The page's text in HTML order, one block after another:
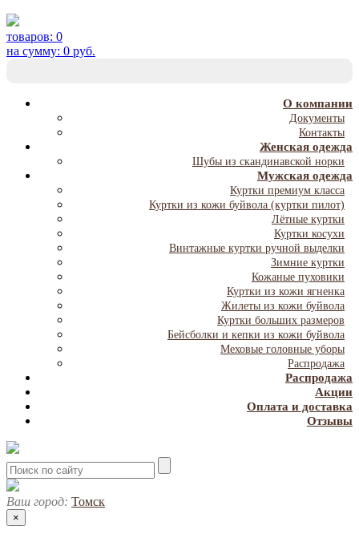
товаров: 0
на сумму: 0 руб.
О компании
Документы
Контакты
Женская одежда
Шубы из скандинавской норки
Мужская одежда
Куртки премиум класса
Куртки из кожи буйвола (куртки пилот)
Лётные куртки
Куртки косухи
Винтажные куртки ручной выделки
Зимние куртки
Кожаные пуховики
Куртки из кожи ягненка
Жилеты из кожи буйвола
Куртки больших размеров
Бейсболки и кепки из кожи буйвола
Меховые головные уборы
Распродажа
Распродажа
Акции
Оплата и доставка
Отзывы
Ваш город: Томск
×